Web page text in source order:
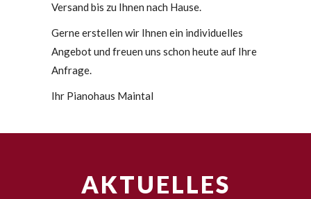
Versand bis zu Ihnen nach Hause.
Gerne erstellen wir Ihnen ein individuelles
Angebot und freuen uns schon heute auf Ihre
Anfrage.
Ihr Pianohaus Maintal
AKTUELLES